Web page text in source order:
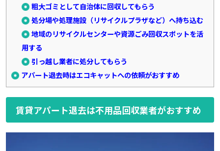
粗大ゴミとして自治体に回収してもらう
処分場や処理施設（リサイクルプラザなど）へ持ち込む
地域のリサイクルセンターや資源ごみ回収スポットを活
用する
引っ越し業者に処分してもらう
アパート退去時はエコキャットへの依頼がおすすめ
賃貸アパート退去は不用品回収業者がおすすめ